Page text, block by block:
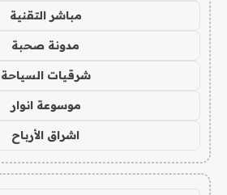
مباشر التقنية
مدونة صحبة
شرقيات السياحة
موسوعة انوار
اشراق الأرباح